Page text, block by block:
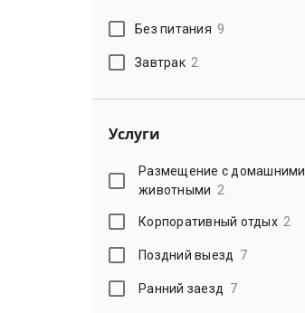
Без питания 9
Завтрак 2
Услуги
Размещение с домашними
животными 2
Корпоративный отдых 2
Поздний выезд 7
Ранний заезд 7